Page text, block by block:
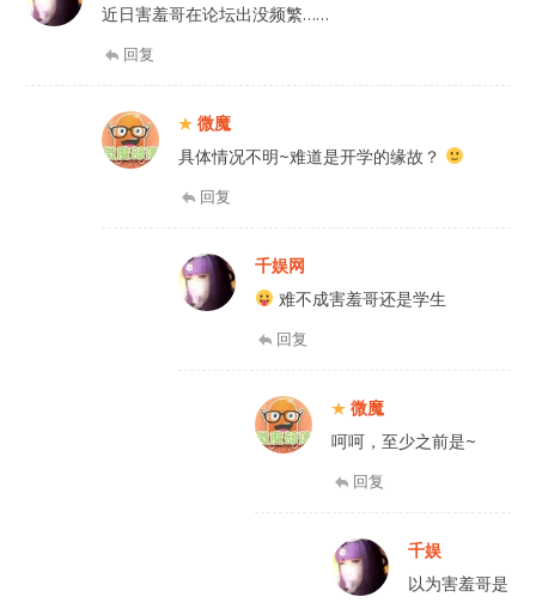
近日害羞哥在论坛出没频繁……
回复
微魔
具体情况不明~难道是开学的缘故？
回复
千娱网
难不成害羞哥还是学生
回复
微魔
呵呵，至少之前是~
回复
千娱
以为害羞哥是